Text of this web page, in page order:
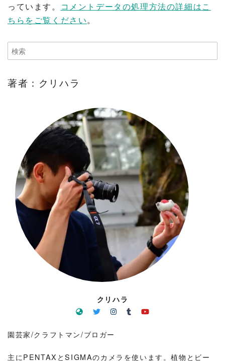
っています。
コメントデータの処理方法の詳細はこ
ちらをご覧ください。
著者：クリハラ
クリハラ
園芸家/クラフトマン/ブロガー
主にPENTAXとSIGMAのカメラを使います。植物とビー